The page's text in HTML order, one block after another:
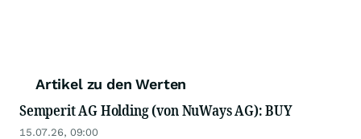
Artikel zu den Werten
Semperit AG Holding (von NuWays AG): BUY
15.07.26, 09:00